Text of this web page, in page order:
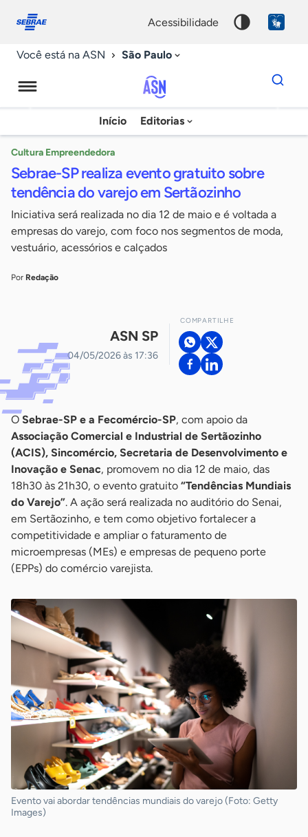
conosco
acessibilidade
Você está na ASN São Paulo
Agência
Sebrae
Notícias
Início Editorias
Dados
para
chave
Cultura Empreendedora
Sebrae-SP realiza evento gratuito sobre
tendência do varejo em Sertãozinho
Iniciativa será realizada no dia 12 de maio e é voltada a
empresas do varejo, com foco nos segmentos de moda,
vestuário, acessórios e calçados
Por Redação
ASN SP
04/05/2026 às 17:36
COMPARTILHE
O Sebrae-SP e a Fecomércio-SP, com apoio da
Associação Comercial e Industrial de Sertãozinho
(ACIS), Sincomércio, Secretaria de Desenvolvimento e
Inovação e Senac, promovem no dia 12 de maio, das
18h30 às 21h30, o evento gratuito “Tendências Mundiais
do Varejo”. A ação será realizada no auditório do Senai,
em Sertãozinho, e tem como objetivo fortalecer a
competitividade e ampliar o faturamento de
microempresas (MEs) e empresas de pequeno porte
(EPPs) do comércio varejista.
Evento vai abordar tendências mundiais do varejo (Foto: Getty
Images)